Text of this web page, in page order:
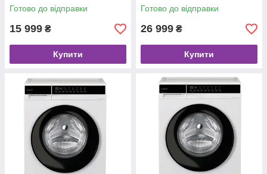
Готово до відправки
15 999 ₴
Купити
Готово до відправки
26 999 ₴
Купити